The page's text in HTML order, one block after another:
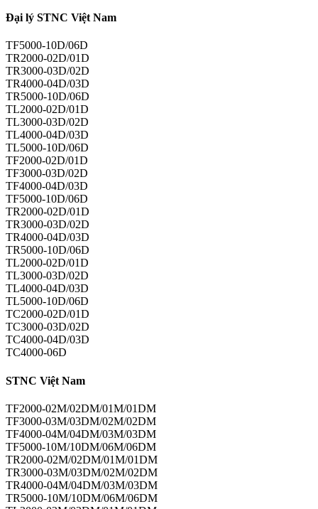
Đại lý STNC Việt Nam
TF5000-10D/06D
TR2000-02D/01D
TR3000-03D/02D
TR4000-04D/03D
TR5000-10D/06D
TL2000-02D/01D
TL3000-03D/02D
TL4000-04D/03D
TL5000-10D/06D
TF2000-02D/01D
TF3000-03D/02D
TF4000-04D/03D
TF5000-10D/06D
TR2000-02D/01D
TR3000-03D/02D
TR4000-04D/03D
TR5000-10D/06D
TL2000-02D/01D
TL3000-03D/02D
TL4000-04D/03D
TL5000-10D/06D
TC2000-02D/01D
TC3000-03D/02D
TC4000-04D/03D
TC4000-06D
STNC Việt Nam
TF2000-02M/02DM/01M/01DM
TF3000-03M/03DM/02M/02DM
TF4000-04M/04DM/03M/03DM
TF5000-10M/10DM/06M/06DM
TR2000-02M/02DM/01M/01DM
TR3000-03M/03DM/02M/02DM
TR4000-04M/04DM/03M/03DM
TR5000-10M/10DM/06M/06DM